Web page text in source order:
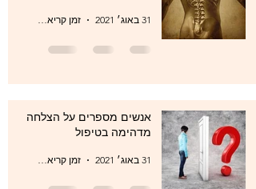
31 באוג׳ 2021 זמן קריאה 1 דקות
אנשים מספרים על הצלחה
מדהימה בטיפול
31 באוג׳ 2021 זמן קריאה 1 דקות